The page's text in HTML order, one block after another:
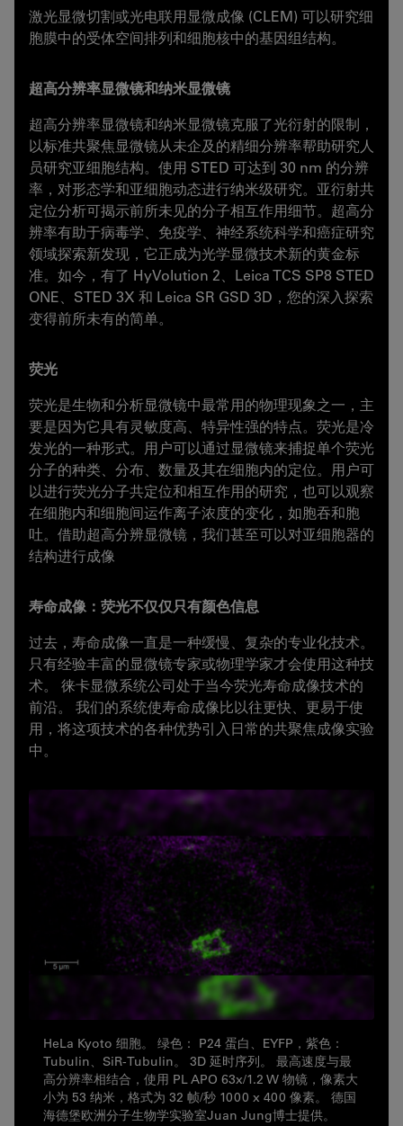
激光显微切割或光电联用显微成像 (CLEM) 可以研究细
胞膜中的受体空间排列和细胞核中的基因组结构。
超高分辨率显微镜和纳米显微镜
超高分辨率显微镜和纳米显微镜克服了光衍射的限制，
以标准共聚焦显微镜从未企及的精细分辨率帮助研究人
员研究亚细胞结构。使用 STED 可达到 30 nm 的分辨
率，对形态学和亚细胞动态进行纳米级研究。亚衍射共
定位分析可揭示前所未见的分子相互作用细节。超高分
辨率有助于病毒学、免疫学、神经系统科学和癌症研究
领域探索新发现，它正成为光学显微技术新的黄金标
准。如今，有了 HyVolution 2、Leica TCS SP8 STED
ONE、STED 3X 和 Leica SR GSD 3D，您的深入探索
变得前所未有的简单。
荧光
荧光是生物和分析显微镜中最常用的物理现象之一，主
要是因为它具有灵敏度高、特异性强的特点。荧光是冷
发光的一种形式。用户可以通过显微镜来捕捉单个荧光
分子的种类、分布、数量及其在细胞内的定位。用户可
以进行荧光分子共定位和相互作用的研究，也可以观察
在细胞内和细胞间运作离子浓度的变化，如胞吞和胞
吐。借助超高分辨显微镜，我们甚至可以对亚细胞器的
结构进行成像
寿命成像：荧光不仅仅只有颜色信息
过去，寿命成像一直是一种缓慢、复杂的专业化技术。
只有经验丰富的显微镜专家或物理学家才会使用这种技
术。 徕卡显微系统公司处于当今荧光寿命成像技术的
前沿。 我们的系统使寿命成像比以往更快、更易于使
用，将这项技术的各种优势引入日常的共聚焦成像实验
中。
HeLa Kyoto 细胞。 绿色： P24 蛋白、EYFP，紫色：
Tubulin、SiR-Tubulin。 3D 延时序列。 最高速度与最
高分辨率相结合，使用 PL APO 63x/1.2 W 物镜，像素大
小为 53 纳米，格式为 32 帧/秒 1000 x 400 像素。 德国
海德堡欧洲分子生物学实验室Juan Jung博士提供。